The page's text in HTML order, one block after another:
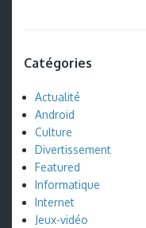
Catégories
Actualité
Android
Culture
Divertissement
Featured
Informatique
Internet
Jeux-vidéo